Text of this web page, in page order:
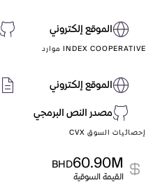
الموقع إلكتروني
INDEX COOPERATIVE موارد
الموقع إلكتروني
مصدر النص البرمجي
إحصائيات السوق CVX
60.90M
BHD
القيمة السوقية